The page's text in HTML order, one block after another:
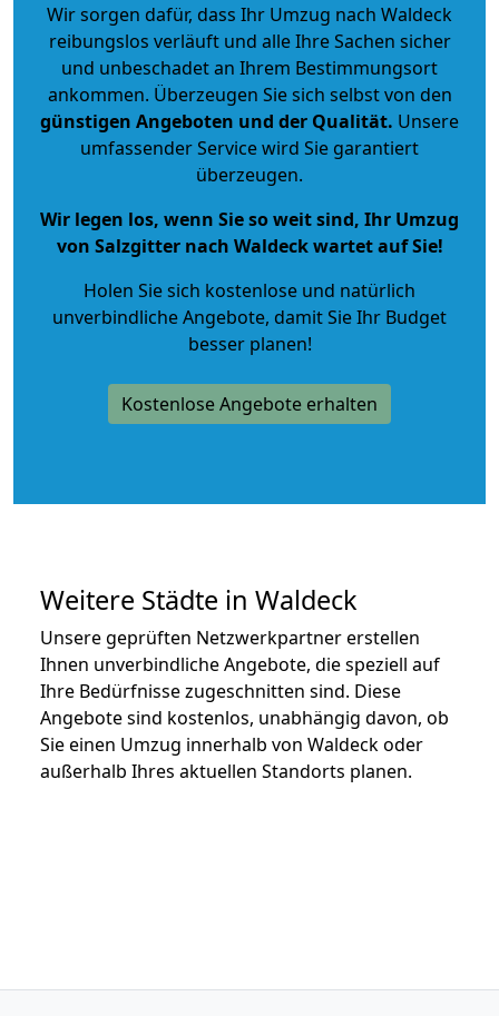
Wir sorgen dafür, dass Ihr Umzug nach Waldeck
reibungslos verläuft und alle Ihre Sachen sicher
und unbeschadet an Ihrem Bestimmungsort
ankommen. Überzeugen Sie sich selbst von den
günstigen Angeboten und der Qualität. Unsere
umfassender Service wird Sie garantiert
überzeugen.
Wir legen los, wenn Sie so weit sind, Ihr Umzug
von Salzgitter nach Waldeck wartet auf Sie!
Holen Sie sich kostenlose und natürlich
unverbindliche Angebote, damit Sie Ihr Budget
besser planen!
Kostenlose Angebote erhalten
Weitere Städte in Waldeck
Unsere geprüften Netzwerkpartner erstellen
Ihnen unverbindliche Angebote, die speziell auf
Ihre Bedürfnisse zugeschnitten sind. Diese
Angebote sind kostenlos, unabhängig davon, ob
Sie einen Umzug innerhalb von Waldeck oder
außerhalb Ihres aktuellen Standorts planen.